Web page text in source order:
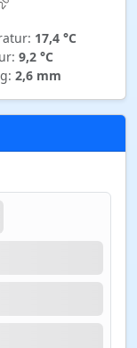
17,4 °C
9,2 °C
2,6 mm